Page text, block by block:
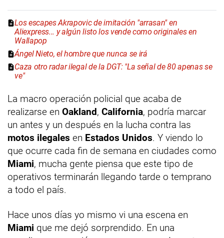
Los escapes Akrapovic de imitación "arrasan" en
Aliexpress... y algún listo los vende como originales en
Wallapop
Ángel Nieto, el hombre que nunca se irá
Caza otro radar ilegal de la DGT: "La señal de 80 apenas se
ve"
La macro operación policial que acaba de
realizarse en Oakland, California, podría marcar
un antes y un después en la lucha contra las
motos ilegales en Estados Unidos. Y viendo lo
que ocurre cada fin de semana en ciudades como
Miami, mucha gente piensa que este tipo de
operativos terminarán llegando tarde o temprano
a todo el país.
Hace unos días yo mismo vi una escena en
Miami que me dejó sorprendido. En una